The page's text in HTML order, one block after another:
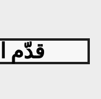
قدّم